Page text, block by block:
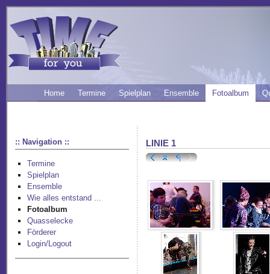
Home Termine Spielplan Ensemble Fotoalbum
:: Navigation ::
Termine
Spielplan
Ensemble
Wie alles entstand ...
Fotoalbum
Quasselecke
Förderer
Login/Logout
LINIE 1